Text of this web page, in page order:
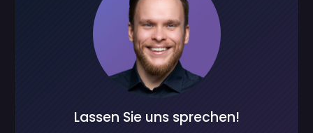
Lassen Sie uns sprechen!